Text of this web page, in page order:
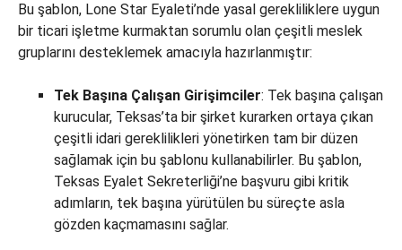
Bu şablon, Lone Star Eyaleti’nde yasal gerekliliklere uygun
bir ticari işletme kurmaktan sorumlu olan çeşitli meslek
gruplarını desteklemek amacıyla hazırlanmıştır:
Tek Başına Çalışan Girişimciler: Tek başına çalışan
kurucular, Teksas’ta bir şirket kurarken ortaya çıkan
çeşitli idari gereklilikleri yönetirken tam bir düzen
sağlamak için bu şablonu kullanabilirler. Bu şablon,
Teksas Eyalet Sekreterliği’ne başvuru gibi kritik
adımların, tek başına yürütülen bu süreçte asla
gözden kaçmamasını sağlar.